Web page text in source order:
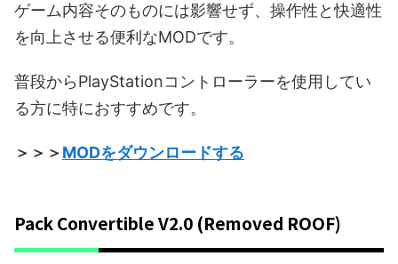
ゲーム内容そのものには影響せず、操作性と快適性
を向上させる便利なMODです。
普段からPlayStationコントローラーを使用してい
る方に特におすすめです。
＞＞＞MODをダウンロードする
Pack Convertible V2.0 (Removed ROOF)